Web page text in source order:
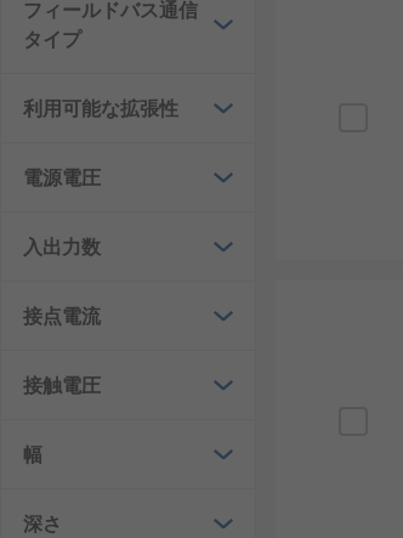
フィールドバス通信
タイプ
利用可能な拡張性
電源電圧
入出力数
接点電流
接触電圧
幅
深さ